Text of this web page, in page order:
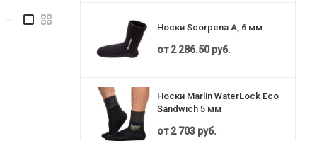
Носки Scorpena A, 6 мм
от2 286.50 руб.
Носки Marlin WaterLock Eco
Sandwich 5 мм
от2 703 руб.